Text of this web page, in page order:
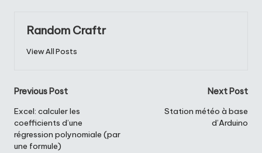
Random Craftr
View All Posts
Post
navigation
Previous Post
Excel: calculer les
coefficients d’une
régression polynomiale (par
une formule)
Next Post
Station météo à base
d’Arduino